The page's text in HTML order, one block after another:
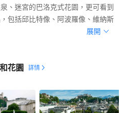
、迷宮的巴洛克式花園，更可看到
包括邱比特像、阿波羅像、維納斯
展開
花園